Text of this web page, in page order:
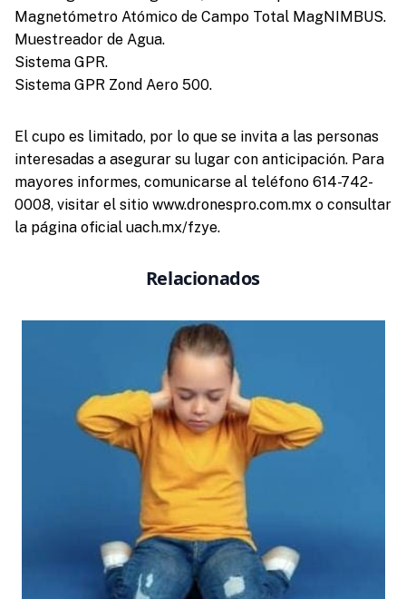
Magnetómetro Atómico de Campo Total MagNIMBUS.
Muestreador de Agua.
Sistema GPR.
Sistema GPR Zond Aero 500.
El cupo es limitado, por lo que se invita a las personas
interesadas a asegurar su lugar con anticipación. Para
mayores informes, comunicarse al teléfono 614-742-
0008, visitar el sitio www.dronespro.com.mx o consultar
la página oficial uach.mx/fzye.
Relacionados